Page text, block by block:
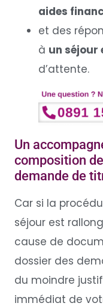
aides
et des
à un séjour
d’attente.
Un
composition
demande de
Car si la
séjour est
cause de
dossier des
du moindre
immédiat de